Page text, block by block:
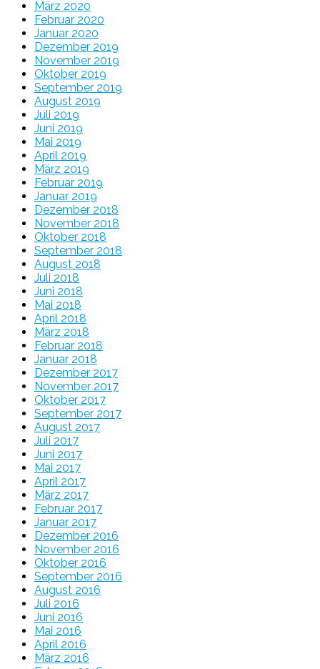
März 2020
Februar 2020
Januar 2020
Dezember 2019
November 2019
Oktober 2019
September 2019
August 2019
Juli 2019
Juni 2019
Mai 2019
April 2019
März 2019
Februar 2019
Januar 2019
Dezember 2018
November 2018
Oktober 2018
September 2018
August 2018
Juli 2018
Juni 2018
Mai 2018
April 2018
März 2018
Februar 2018
Januar 2018
Dezember 2017
November 2017
Oktober 2017
September 2017
August 2017
Juli 2017
Juni 2017
Mai 2017
April 2017
März 2017
Februar 2017
Januar 2017
Dezember 2016
November 2016
Oktober 2016
September 2016
August 2016
Juli 2016
Juni 2016
Mai 2016
April 2016
März 2016